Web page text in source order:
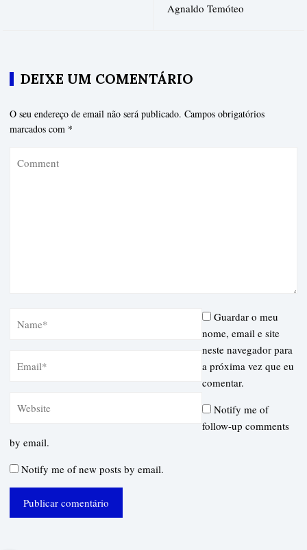
Agnaldo Temóteo
DEIXE UM COMENTÁRIO
O seu endereço de email não será publicado. Campos obrigatórios
marcados com *
Guardar o meu
nome, email e site
neste navegador para
a próxima vez que eu
comentar.
Notify me of
follow-up comments
by email.
Notify me of new posts by email.